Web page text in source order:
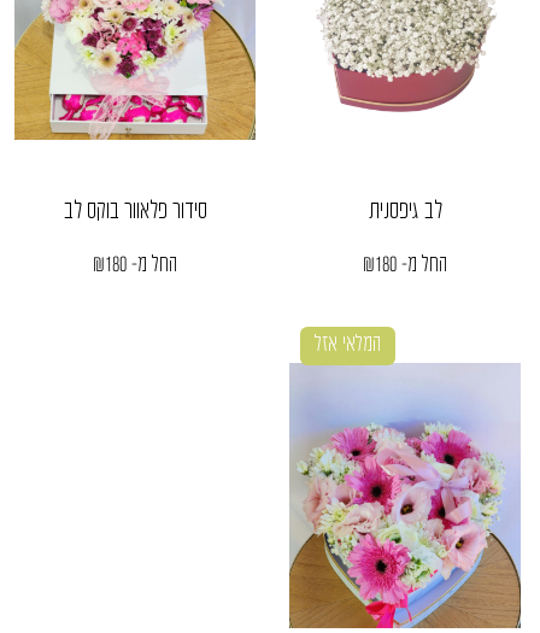
לב גיפסנית
החל מ- ₪180
סידור פלאוור בוקס לב
החל מ- ₪180
המלאי אזל